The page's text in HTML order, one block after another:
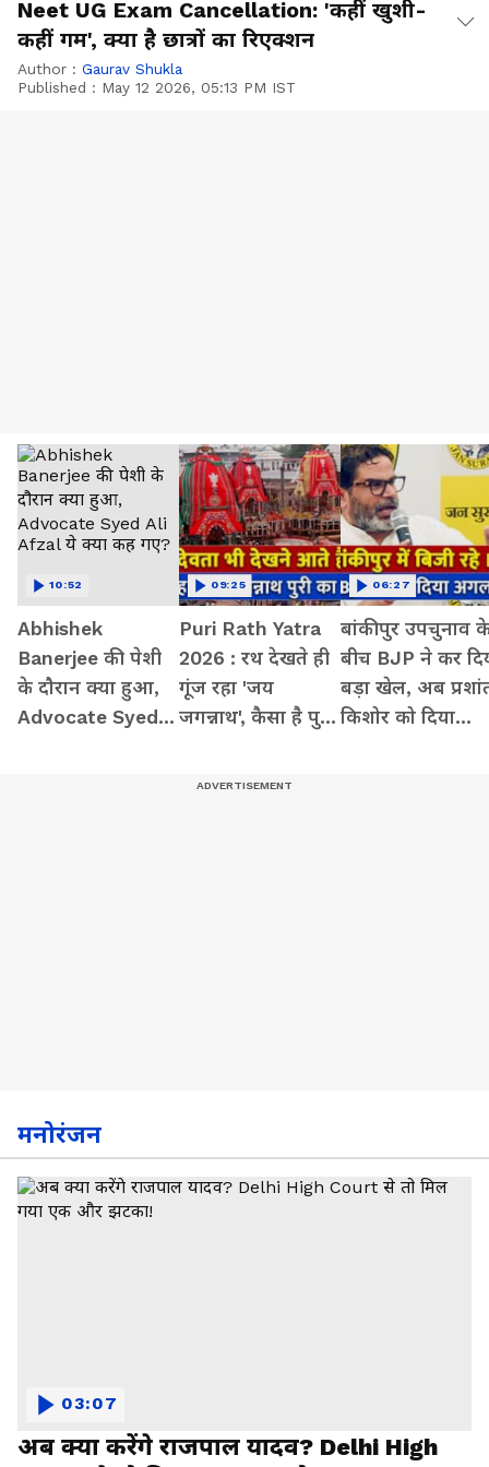
Neet UG Exam Cancellation: 'कहीं खुशी-
कहीं गम', क्या है छात्रों का रिएक्शन
Author : Gaurav Shukla
Published : May 12 2026, 05:13 PM IST
Abhishek
Banerjee की पेशी
के दौरान क्या हुआ,
Advocate Syed
10:52
Puri Rath Yatra
2026 : रथ देखते ही
गूंज रहा 'जय
जगन्नाथ', कैसा है पुरी
09:25
बांकीपुर उपचुनाव
बीच BJP ने कर
बड़ा खेल, अब
किशोर को दिया
06:27
मनोरंजन
अब क्या करेंगे राजपाल यादव? Delhi High
03:07